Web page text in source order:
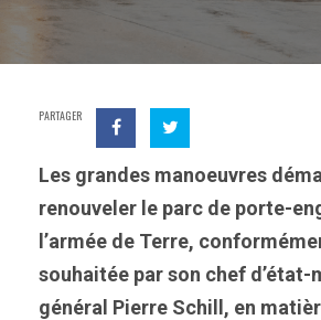
PARTAGER
Les grandes manoeuvres
renouveler le parc de porte-
l’armée de Terre,
souhaitée par son chef d’état-
général Pierre Schill, en